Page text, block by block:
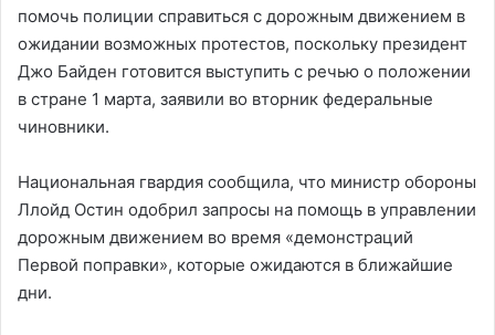
помочь полиции справиться с дорожным движением в
ожидании возможных протестов, поскольку президент
Джо Байден готовится выступить с речью о положении
в стране 1 марта, заявили во вторник федеральные
чиновники.
Национальная гвардия сообщила, что министр обороны
Ллойд Остин одобрил запросы на помощь в управлении
дорожным движением во время «демонстраций
Первой поправки», которые ожидаются в ближайшие
дни.